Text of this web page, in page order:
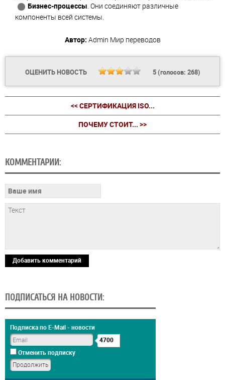
Бизнес-процессы. Они соединяют различные
компоненты всей системы.
Автор: Admin Мир переводов
ОЦЕНИТЬ НОВОСТЬ 5(голосов: 268)
<< СЕРТИФИКАЦИЯ ISO...
ПОЧЕМУ СТОИТ... >>
КОММЕНТАРИИ:
Добавить комментарий
ПОДПИСАТЬСЯ НА НОВОСТИ:
Подписка по E-Mail - новости
4700
Отменить подписку